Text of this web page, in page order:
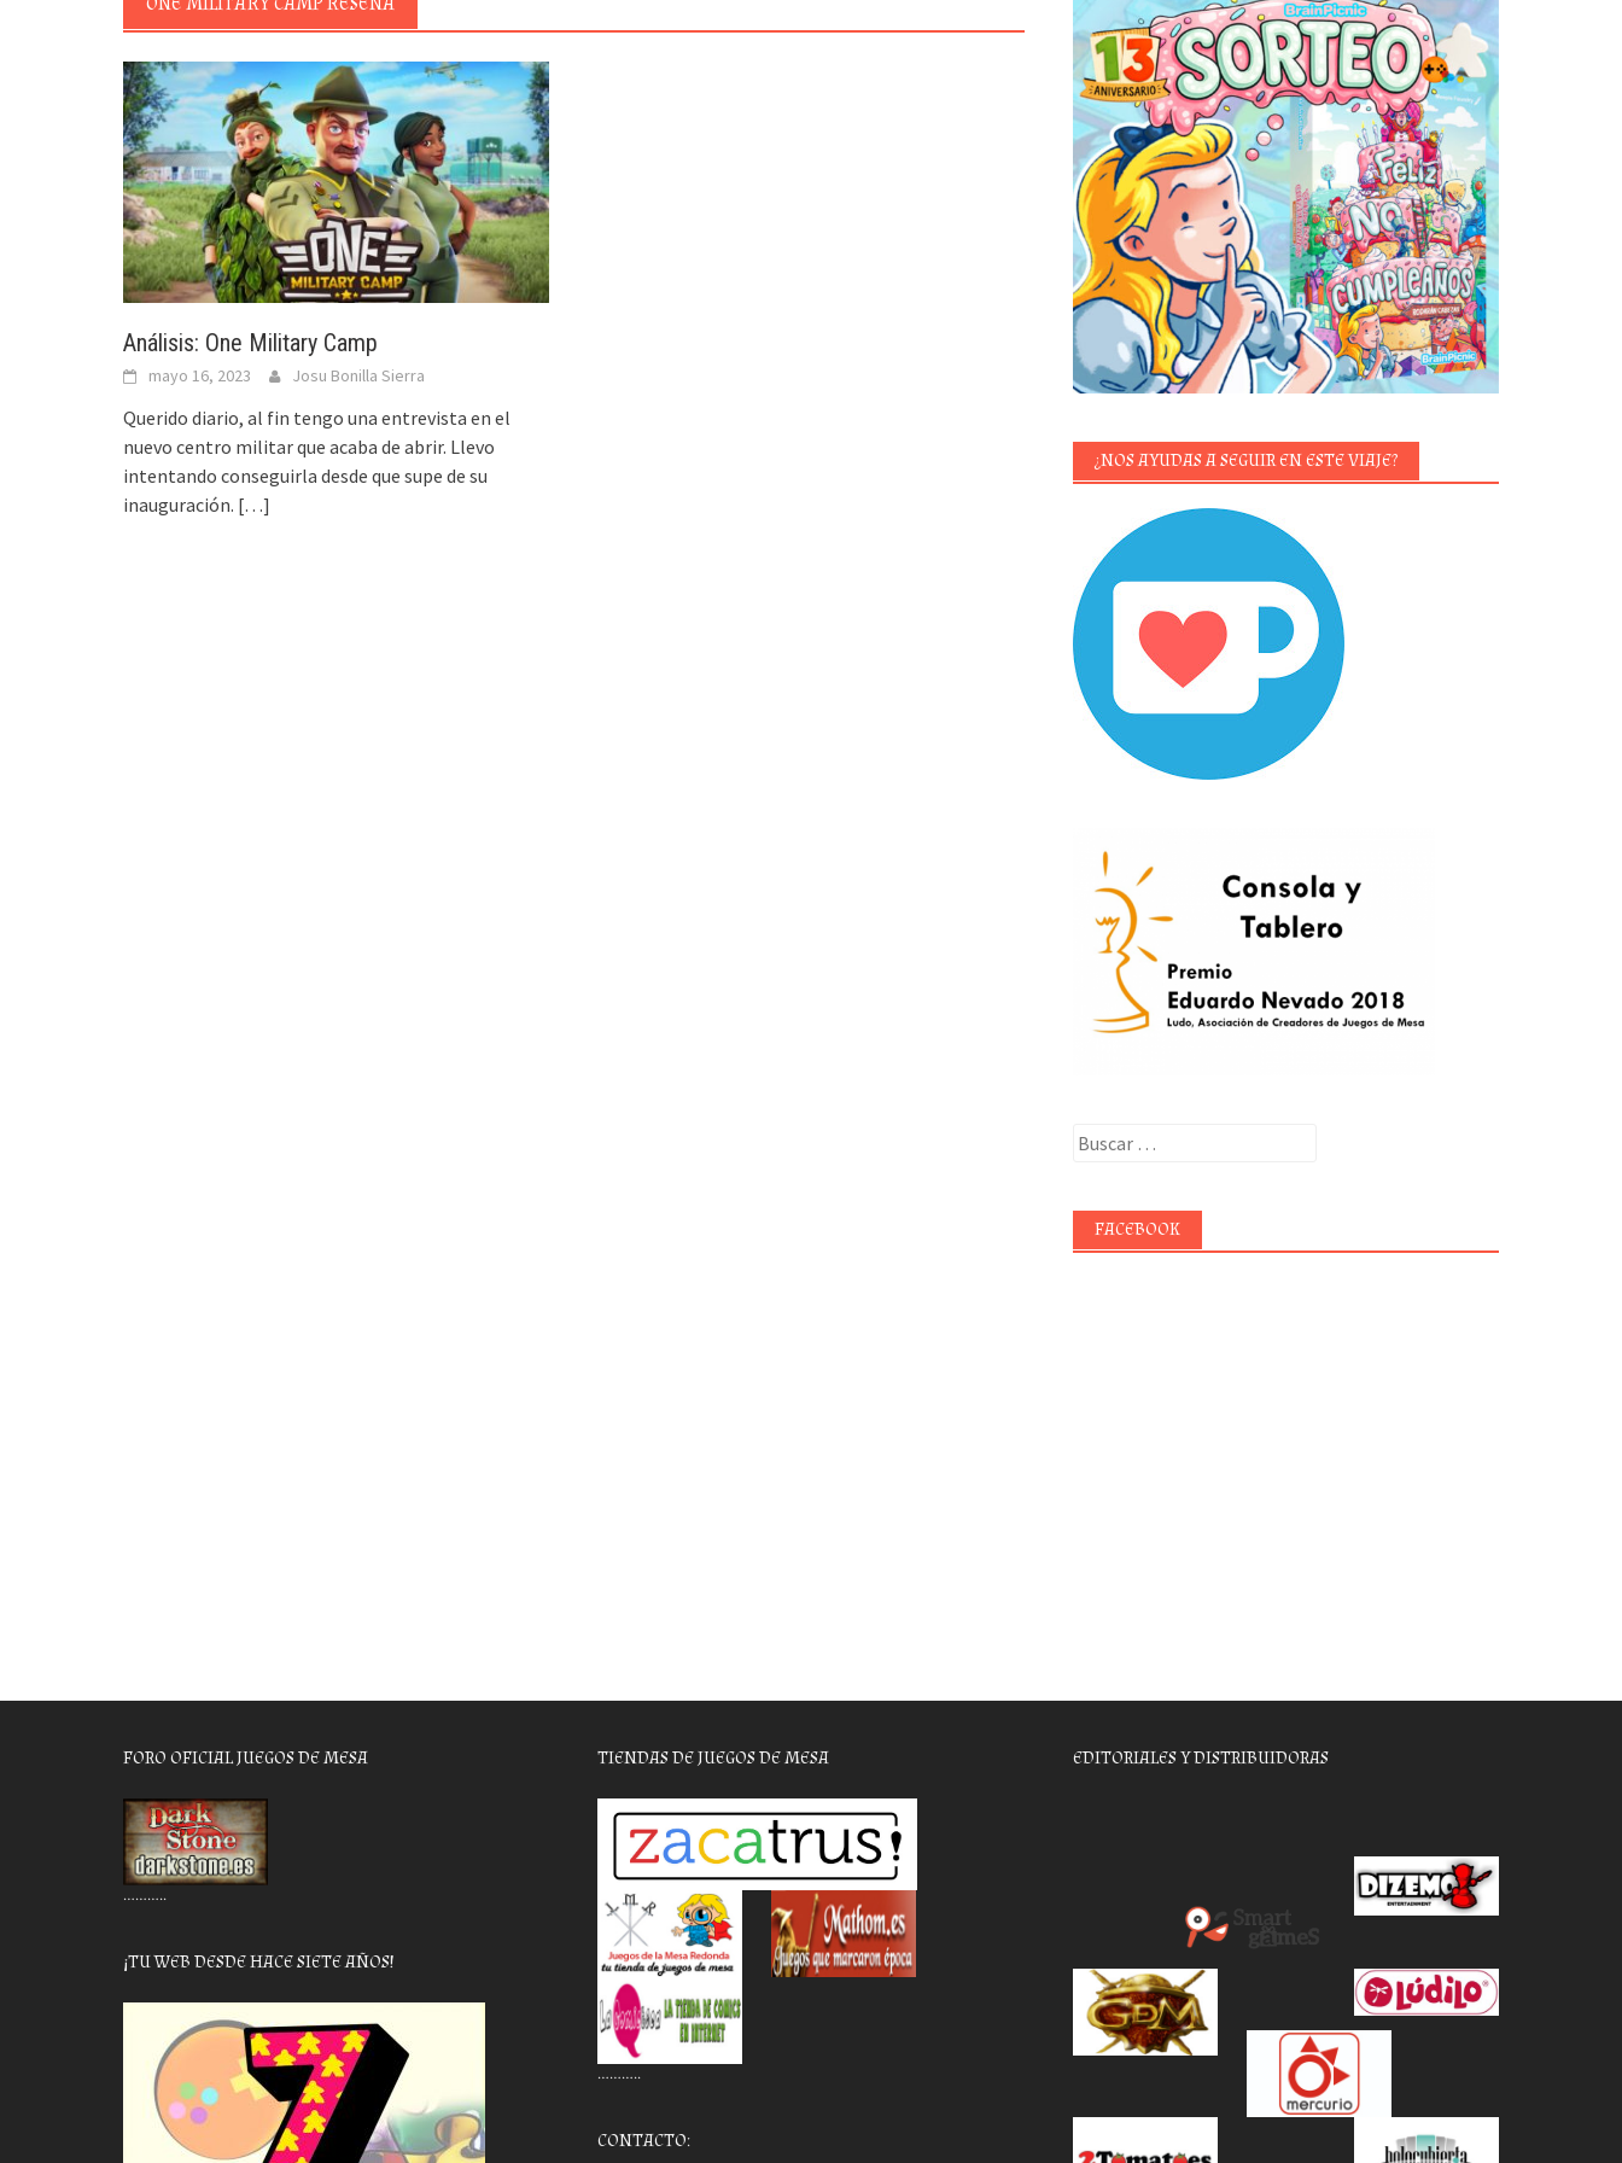
Análisis: One Military Camp
mayo 16, 2023 Josu Bonilla Sierra
Querido diario, al fin tengo una entrevista en el
nuevo centro militar que acaba de abrir. Llevo
intentando conseguirla desde que supe de su
inauguración. […]
¿NOS AYUDAS A SEGUIR EN ESTE VIAJE?
Buscar:
FACEBOOK
FORO OFICIAL JUEGOS DE MESA
………..
¡TU WEB DESDE HACE SIETE AÑOS!
TIENDAS DE JUEGOS DE MESA
………..
CONTACTO:
EDITORIALES Y DISTRIBUIDORAS